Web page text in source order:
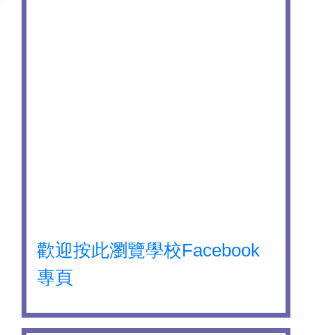
歡迎按此瀏覽學校Facebook
專頁